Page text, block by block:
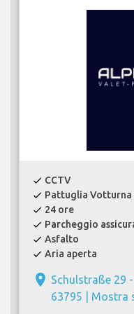
check CCTV
check Pattuglia Votturna
check 24 ore
check Parcheggio
check Asfalto
check Aria aperta
place Schulstraße 29
63795 | Mostra